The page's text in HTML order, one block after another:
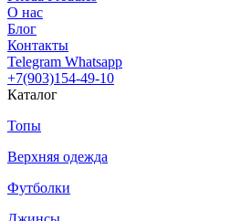
О нас
Блог
Контакты
Telegram Whatsapp
+7(903)154-49-10
Каталог
Топы
Верхняя одежда
Футболки